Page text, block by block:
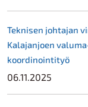
Teknisen johtajan
Kalajanjoen
koordinointityö
06.11.2025